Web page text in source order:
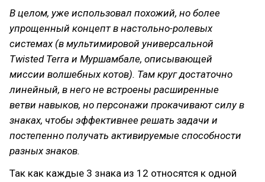
В целом, уже использовал похожий, но более
упрощенный концепт в настольно-ролевых
системах (в мультимировой универсальной
Twisted Terra и Муршамбале, описывающей
миссии волшебных котов). Там круг достаточно
линейный, в него не встроены расширенные
ветви навыков, но персонажи прокачивают силу в
знаках, чтобы эффективнее решать задачи и
постепенно получать активируемые способности
разных знаков.
Так как каждые 3 знака из 12 относятся к одной